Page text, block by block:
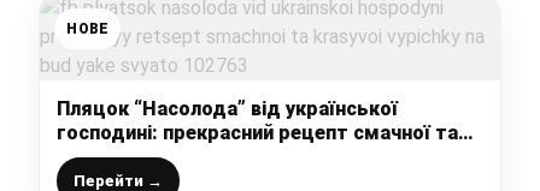
НОВЕ
Пляцок “Насолода” від української
господині: прекрасний рецепт смачної та
красивої випічки на будь-яке свято
Перейти →